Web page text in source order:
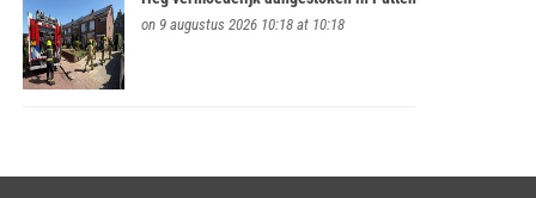
on 9 augustus 2026 10:18 at 10:18